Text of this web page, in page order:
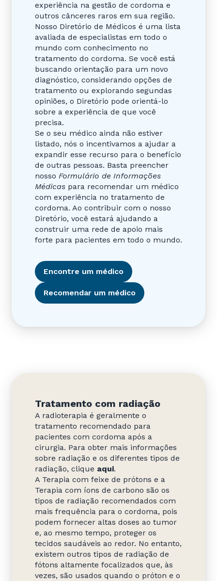
experiência na gestão de cordoma e
outros cânceres raros em sua região.
Nosso Diretório de Médicos é uma lista
avaliada de especialistas em todo o
mundo com conhecimento no
tratamento do cordoma. Se você está
buscando orientação para um novo
diagnóstico, considerando opções de
tratamento ou explorando segundas
opiniões, o Diretório pode orientá-lo
sobre a experiência de que você
precisa.
Se o seu médico ainda não estiver
listado, nós o incentivamos a ajudar a
expandir esse recurso para o benefício
de outras pessoas. Basta preencher
nosso Formulário de Informações
Médicas para recomendar um médico
com experiência no tratamento de
cordoma. Ao contribuir com o nosso
Diretório, você estará ajudando a
construir uma rede de apoio mais
forte para pacientes em todo o mundo.
Encontre um médico
Recomendar um médico
Tratamento com radiação
A radioterapia é geralmente o
tratamento recomendado para
pacientes com cordoma após a
cirurgia. Para obter mais informações
sobre radiação e os diferentes tipos de
radiação, clique aqui.
A Terapia com feixe de prótons e a
Terapia com íons de carbono são os
tipos de radiação recomendados com
mais frequência para o cordoma, pois
podem fornecer altas doses ao tumor
e, ao mesmo tempo, proteger os
tecidos saudáveis ao redor. No entanto,
existem outros tipos de radiação de
fótons altamente focalizados que, às
vezes, são usados quando o próton e o